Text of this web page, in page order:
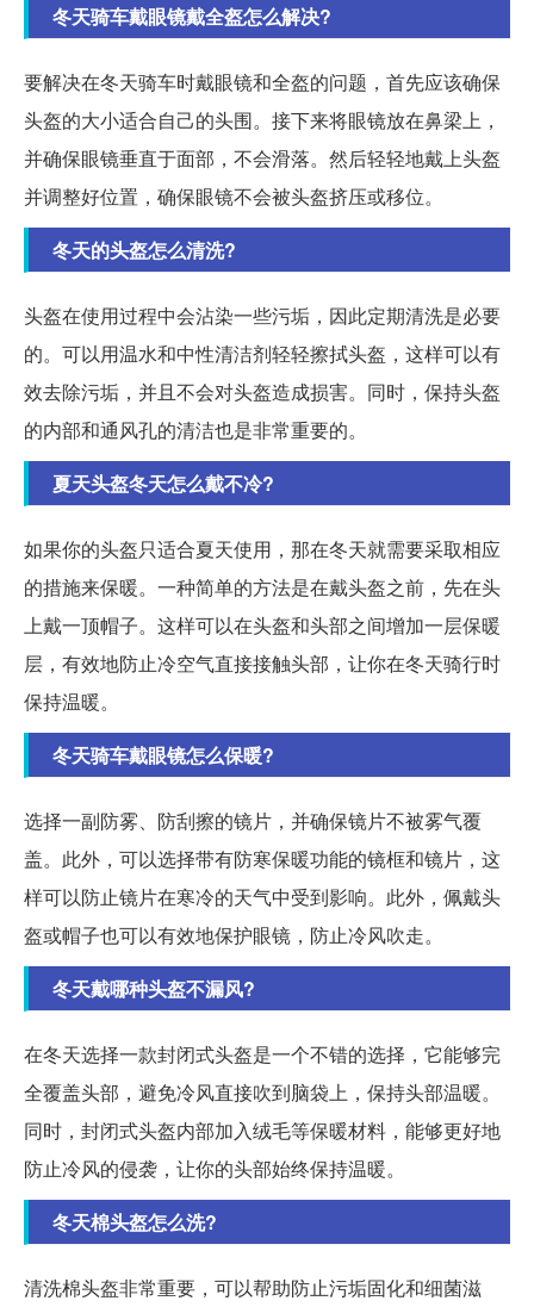
冬天骑车戴眼镜戴全盔怎么解决?
要解决在冬天骑车时戴眼镜和全盔的问题，首先应该确保
头盔的大小适合自己的头围。接下来将眼镜放在鼻梁上，
并确保眼镜垂直于面部，不会滑落。然后轻轻地戴上头盔
并调整好位置，确保眼镜不会被头盔挤压或移位。
冬天的头盔怎么清洗?
头盔在使用过程中会沾染一些污垢，因此定期清洗是必要
的。可以用温水和中性清洁剂轻轻擦拭头盔，这样可以有
效去除污垢，并且不会对头盔造成损害。同时，保持头盔
的内部和通风孔的清洁也是非常重要的。
夏天头盔冬天怎么戴不冷?
如果你的头盔只适合夏天使用，那在冬天就需要采取相应
的措施来保暖。一种简单的方法是在戴头盔之前，先在头
上戴一顶帽子。这样可以在头盔和头部之间增加一层保暖
层，有效地防止冷空气直接接触头部，让你在冬天骑行时
保持温暖。
冬天骑车戴眼镜怎么保暖?
选择一副防雾、防刮擦的镜片，并确保镜片不被雾气覆
盖。此外，可以选择带有防寒保暖功能的镜框和镜片，这
样可以防止镜片在寒冷的天气中受到影响。此外，佩戴头
盔或帽子也可以有效地保护眼镜，防止冷风吹走。
冬天戴哪种头盔不漏风?
在冬天选择一款封闭式头盔是一个不错的选择，它能够完
全覆盖头部，避免冷风直接吹到脑袋上，保持头部温暖。
同时，封闭式头盔内部加入绒毛等保暖材料，能够更好地
防止冷风的侵袭，让你的头部始终保持温暖。
冬天棉头盔怎么洗?
清洗棉头盔非常重要，可以帮助防止污垢固化和细菌滋